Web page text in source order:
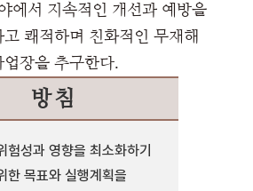
에서 지속적인 개선과 예방을
쾌적하며 친화적인 무재해
업장을 추구한다.
방침
험성과 영향을 최소화하기
한 목표와 실행계획을